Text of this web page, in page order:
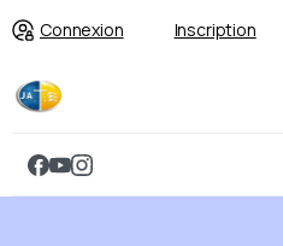
Connexion Inscription